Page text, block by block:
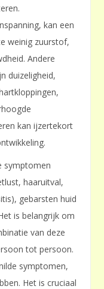
kan een
weinig zuurstof,
Andere
duizeligheid,
kan ijzertekort
symptomen
haaruitval,
gebarsten huid
is belangrijk om
van deze
tot persoon.
symptomen,
Het is cruciaal